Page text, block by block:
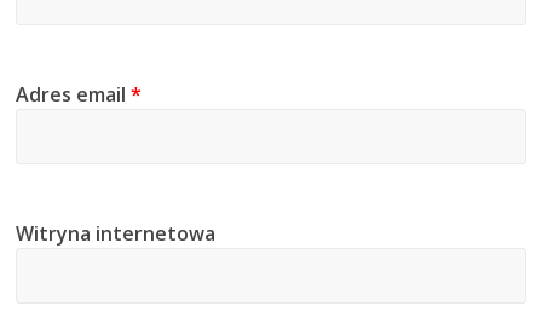
Adres email*
Witryna internetowa